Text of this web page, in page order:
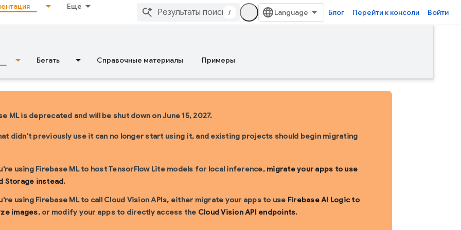
Ещё
/ Блог Перейти к консоли Войти
Бегать Справочные материалы Примеры
ML is deprecated and will be shut down on June 15, 2027.
didn't previously use it can no longer start using it, and existing projects should begin migrating
using Firebase ML to host TensorFlow Lite models for local inference, migrate your apps to use
Storage instead.
using Firebase ML to call Cloud Vision APIs, either migrate your apps to use Firebase AI Logic to
images, or modify your apps to directly access the Cloud Vision API endpoints.